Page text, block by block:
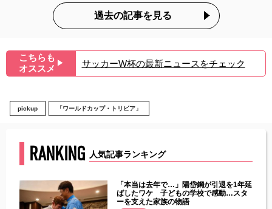
過去の記事を見る
こちらも
オススメ ▶︎ サッカーW杯の最新ニュースをチェック
pickup 「ワールドカップ・トリビア」
RANKING 人気記事ランキング
「本当は去年で…」陽岱鋼が引退を1年延
ばしたワケ 子どもの学校で感動…スタ
ーを支えた家族の物語